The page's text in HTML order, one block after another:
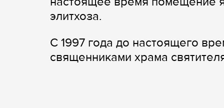
элитхоза.
С 1997 года до настоящего
священниками храма